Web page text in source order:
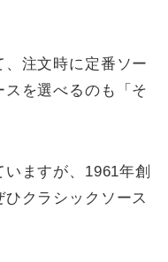
注文時に定番ソー
を選べるのも「そ
ますが、1961年創
クラシックソース